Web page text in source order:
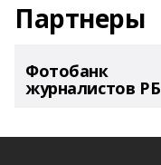
Партнеры
Фотобанк
журналистов РБ